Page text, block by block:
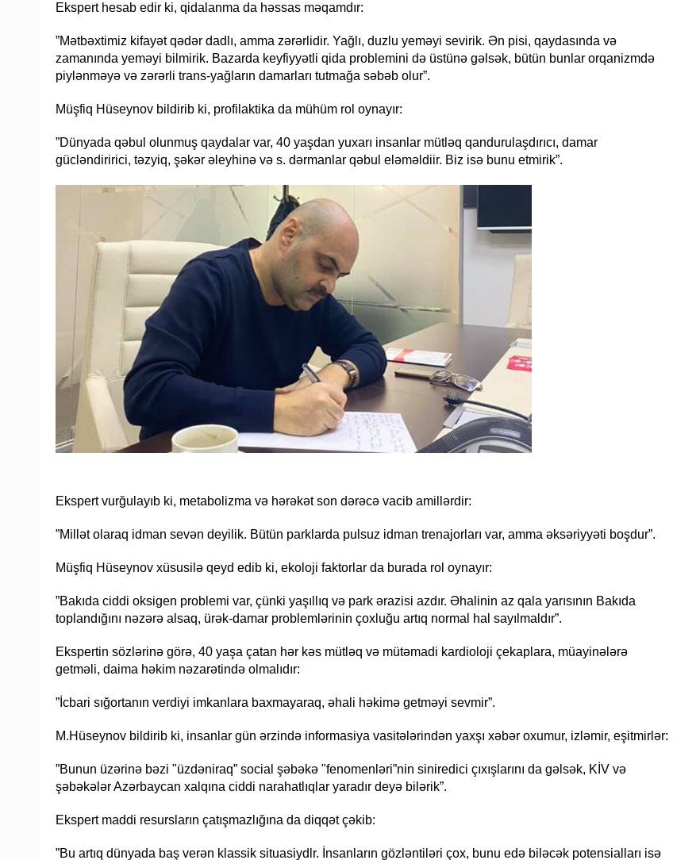
Ekspert hesab edir ki, qidalanma da həssas məqamdır:
”Mətbəxtimiz kifayət qədər dadlı, amma zərərlidir. Yağlı, duzlu yeməyi sevirik. Ən pisi, qaydasında və
zamanında yeməyi bilmirik. Bazarda keyfiyyətli qida problemini də üstünə gəlsək, bütün bunlar orqanizmdə
piylənməyə və zərərli trans-yağların damarları tutmağa səbəb olur”.
Müşfiq Hüseynov bildirib ki, profilaktika da mühüm rol oynayır:
”Dünyada qəbul olunmuş qaydalar var, 40 yaşdan yuxarı insanlar mütləq qandurulaşdırıcı, damar
gücləndiririci, təzyiq, şəkər əleyhinə və s. dərmanlar qəbul eləməldiir. Biz isə bunu etmirik”.
Ekspert vurğulayıb ki, metabolizma və hərəkət son dərəcə vacib amillərdir:
”Millət olaraq idman sevən deyilik. Bütün parklarda pulsuz idman trenajorları var, amma əksəriyyəti boşdur”.
Müşfiq Hüseynov xüsusilə qeyd edib ki, ekoloji faktorlar da burada rol oynayır:
”Bakıda ciddi oksigen problemi var, çünki yaşıllıq və park ərazisi azdır. Əhalinin az qala yarısının Bakıda
toplandığını nəzərə alsaq, ürək-damar problemlərinin çoxluğu artıq normal hal sayılmaldır”.
Ekspertin sözlərinə görə, 40 yaşa çatan hər kəs mütləq və mütəmadi kardioloji çekaplara, müayinələrə
getməli, daima həkim nəzarətində olmalıdır:
”İcbari sığortanın verdiyi imkanlara baxmayaraq, əhali həkimə getməyi sevmir”.
M.Hüseynov bildirib ki, insanlar gün ərzində informasiya vasitələrindən yaxşı xəbər oxumur, izləmir, eşitmirlər:
”Bunun üzərinə bəzi "üzdəniraq” social şəbəkə "fenomenləri”nin siniredici çıxışlarını da gəlsək, KİV və
şəbəkələr Azərbaycan xalqına ciddi narahatlıqlar yaradır deyə bilərik”.
Ekspert maddi resursların çatışmazlığına da diqqət çəkib:
”Bu artıq dünyada baş verən klassik situasiydlr. İnsanların gözləntiləri çox, bunu edə biləcək potensialları isə